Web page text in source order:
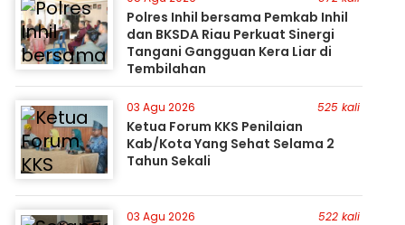
Polres Inhil bersama Pemkab Inhil
dan BKSDA Riau Perkuat Sinergi
Tangani Gangguan Kera Liar di
Tembilahan
03 Agu 2026 525 kali
Ketua Forum KKS Penilaian
Kab/Kota Yang Sehat Selama 2
Tahun Sekali
03 Agu 2026 522 kali